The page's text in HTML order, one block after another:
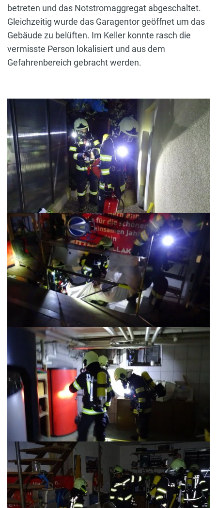
betreten und das Notstromaggregat abgeschaltet.
Gleichzeitig wurde das Garagentor geöffnet um das
Gebäude zu belüften. Im Keller konnte rasch die
vermisste Person lokalisiert und aus dem
Gefahrenbereich gebracht werden.